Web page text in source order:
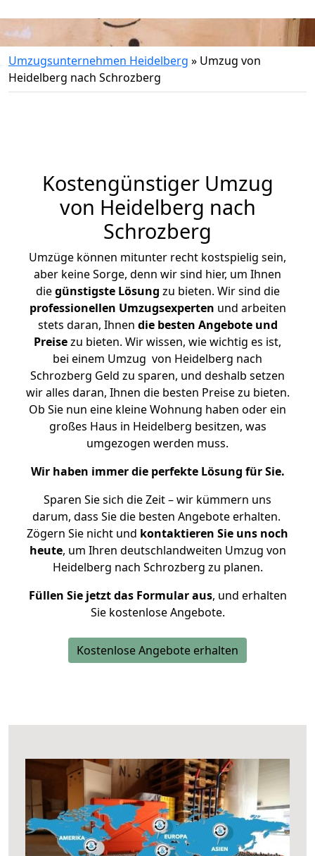
Umzugsunternehmen Heidelberg » Umzug von
Heidelberg nach Schrozberg
Kostengünstiger Umzug
von Heidelberg nach
Schrozberg
Umzüge können mitunter recht kostspielig sein,
aber keine Sorge, denn wir sind hier, um Ihnen
diegünstigste Lösung zu bieten. Wir sind die
professionellen Umzugsexperten und arbeiten
stets daran, Ihnen die besten Angebote und
Preisezu bieten. Wir wissen, wie wichtig es ist,
bei einem Umzug von Heidelberg nach
Schrozberg Geld zu sparen, und deshalb setzen
wir alles daran, Ihnen die besten Preise zu bieten.
Ob Sie nun eine kleine Wohnung haben oder ein
großes Haus in Heidelberg besitzen, was
umgezogen werden muss.
Wir haben immer die perfekte Lösung für Sie.
Sparen Sie sich die Zeit – wir kümmern uns
darum, dass Sie die besten Angebote erhalten.
Zögern Sie nicht und kontaktieren Sie uns noch
heute, um Ihren deutschlandweiten Umzug von
Heidelberg nach Schrozberg zu planen.
Füllen Sie jetzt das Formular aus, und erhalten
Sie kostenlose Angebote.
Kostenlose Angebote erhalten